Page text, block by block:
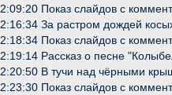
2:09:20 Показ слайдов с
2:16:34 За растром дождей
2:18:34 Показ слайдов с
2:19:14 Рассказ о песне
2:20:50 В тучи над чёрными
2:23:30 Показ слайдов с